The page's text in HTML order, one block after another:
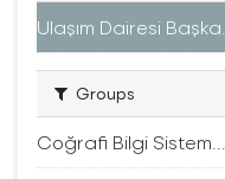
Ulaşım Dairesi Başka...
Groups
Coğrafi Bilgi Sistem...